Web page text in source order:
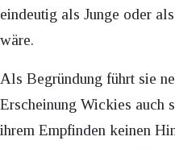
eindeutig als Junge oder
wäre.
Als Begründung führt sie
Erscheinung Wickies auch
ihrem Empfinden keinen